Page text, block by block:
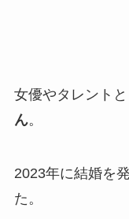
女優やタレント
ん。
2023年に結婚を
た。